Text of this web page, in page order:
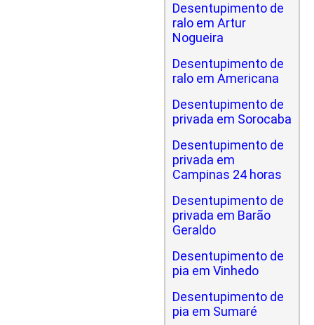
Desentupimento de
ralo em Artur
Nogueira
Desentupimento de
ralo em Americana
Desentupimento de
privada em Sorocaba
Desentupimento de
privada em
Campinas 24 horas
Desentupimento de
privada em Barão
Geraldo
Desentupimento de
pia em Vinhedo
Desentupimento de
pia em Sumaré